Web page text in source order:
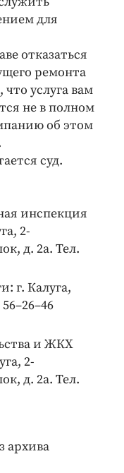
для
отказаться
ремонта
услуга вам
не в полном
об этом
суд.
инспекция
2-
д. 2а. Тел.
г. Калуга,
и ЖКХ
2-
д. 2а. Тел.
архива